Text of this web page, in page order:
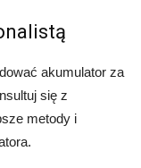
akumulator za
się z
metody i